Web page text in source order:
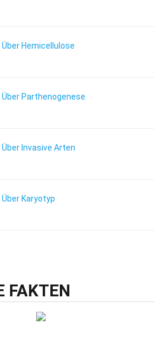
Hemicellulose
Über Parthenogenese
Invasive Arten
Karyotyp
FAKTEN